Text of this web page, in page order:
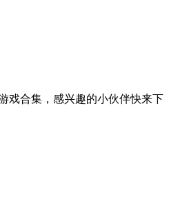
戏合集，感兴趣的小伙伴快来下